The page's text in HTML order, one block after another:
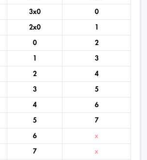
3x0 0
2x0 1
0 2
1 3
2 4
3 5
4 6
5 7
6 x
7 x